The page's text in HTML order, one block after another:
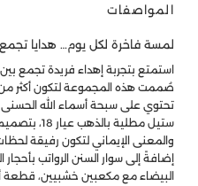
المواصفات
لمسة فاخرة لكل يوم… هدايا تجمع
استمتع بتجربة إهداء فريدة تجمع بين
صُممت هذه المجموعة لتكون أكثر
ستيل مطلية
والمعنى الإيماني لتكون رفيقة
إضافةً إلى سوار السنن الرواتب بأحجار
البيضاء مع مكعبين خشبيين، قطعة